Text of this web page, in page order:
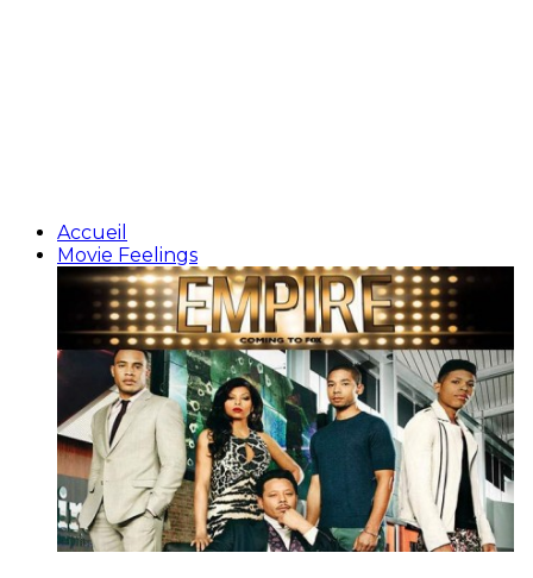
Accueil
Movie Feelings